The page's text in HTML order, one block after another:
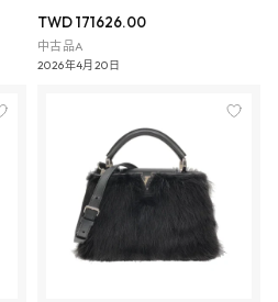
TWD 171626.00
中古品A
2026年4月20日